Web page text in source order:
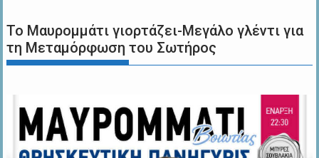
Το Μαυρομμάτι γιορτάζει-Μεγάλο γλέντι για
τη Μεταμόρφωση του Σωτήρος